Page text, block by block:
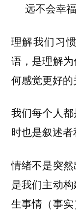
远不会幸
理解我们习
语，是理解
何感觉更好的
我们每个人
时也是叙述者
情绪不是突
是我们主动
生事情（事